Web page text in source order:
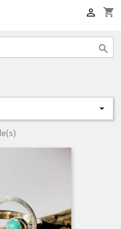
shopping_cart


